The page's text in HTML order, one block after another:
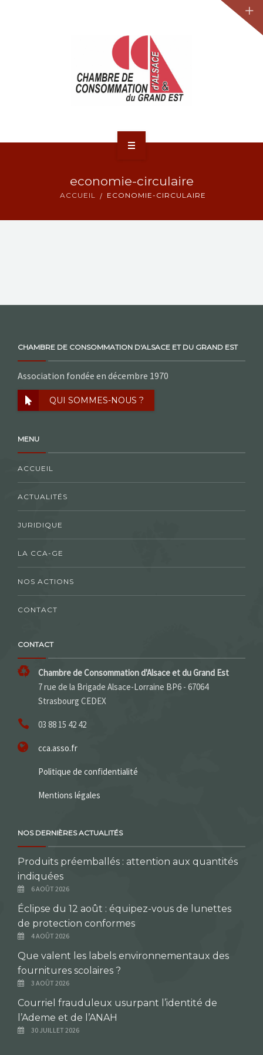
economie-circulaire
ACCUEIL ECONOMIE-CIRCULAIRE
CHAMBRE DE CONSOMMATION D'ALSACE ET DU GRAND EST
Association fondée en décembre 1970
QUI SOMMES-NOUS ?
MENU
ACCUEIL
ACTUALITÉS
JURIDIQUE
LA CCA-GE
NOS ACTIONS
CONTACT
CONTACT
Chambre de Consommation d'Alsace et du Grand Est
7 rue de la Brigade Alsace-Lorraine BP6 - 67064
Strasbourg CEDEX
03 88 15 42 42
cca.asso.fr
Politique de confidentialité
Mentions légales
NOS DERNIÈRES ACTUALITÉS
Produits préemballés : attention aux quantités
indiquées
6 AOÛT 2026
Éclipse du 12 août : équipez-vous de lunettes
de protection conformes
4 AOÛT 2026
Que valent les labels environnementaux des
fournitures scolaires ?
3 AOÛT 2026
Courriel frauduleux usurpant l’identité de
l’Ademe et de l’ANAH
30 JUILLET 2026